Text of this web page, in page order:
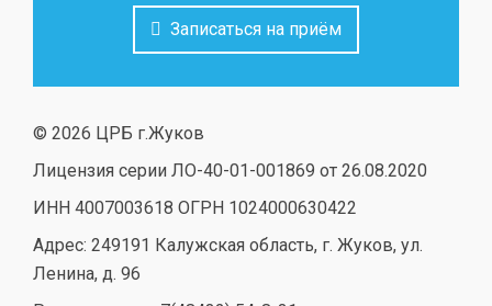
Записаться на приём
© 2026 ЦРБ г.Жуков
Лицензия серии ЛО-40-01-001869 от 26.08.2020
ИНН 4007003618 ОГРН 1024000630422
Адрес: 249191 Калужская область, г. Жуков, ул.
Ленина, д. 96